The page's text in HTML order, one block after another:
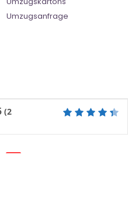
Umzugsanfrage
(2